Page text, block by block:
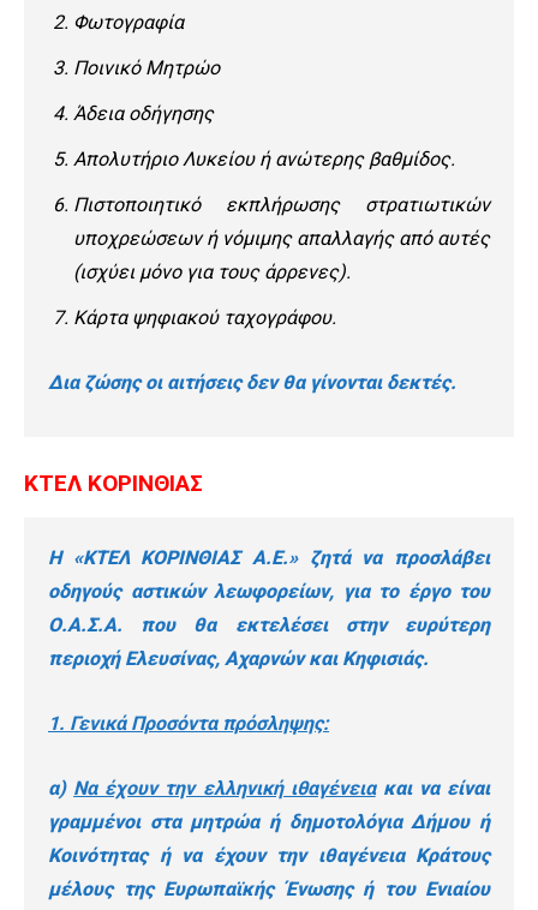
Φωτογραφία
Ποινικό Μητρώο
Άδεια οδήγησης
Απολυτήριο Λυκείου ή ανώτερης βαθμίδος.
Πιστοποιητικό εκπλήρωσης στρατιωτικών
υποχρεώσεων ή νόμιμης απαλλαγής από αυτές
(ισχύει μόνο για τους άρρενες).
Κάρτα ψηφιακού ταχογράφου.
Δια ζώσης οι αιτήσεις δεν θα γίνονται δεκτές.
ΚΤΕΛ ΚΟΡΙΝΘΙΑΣ
Η «ΚΤΕΛ ΚΟΡΙΝΘΙΑΣ Α.Ε.» ζητά να προσλάβει
οδηγούς αστικών λεωφορείων, για το έργο του
Ο.Α.Σ.Α. που θα εκτελέσει στην ευρύτερη
περιοχή Ελευσίνας, Αχαρνών και Κηφισιάς.
1. Γενικά Προσόντα πρόσληψης:
α) Να έχουν την ελληνική ιθαγένειακαι να είναι
γραμμένοι στα μητρώα ή δημοτολόγια Δήμου ή
Κοινότητας ή να έχουν την ιθαγένεια Κράτους
μέλους της Ευρωπαϊκής Ένωσης ή του Ενιαίου